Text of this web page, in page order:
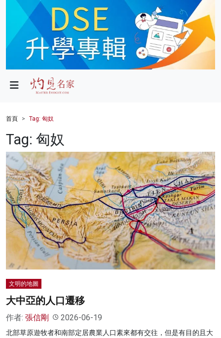
政局
財經
健康
商業
科技
影片
名家榜
灼見活動
首頁 Tag: 匈奴
Tag: 匈奴
文明的地圖
大中亞的人口遷移
作者: 張信剛 2026-06-19
北部草原遊牧者和南部定居農業人口素來都有交往，但是有目的且大